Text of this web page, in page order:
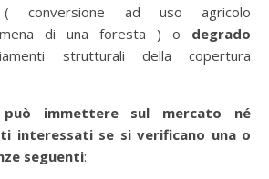
conversione ad uso agricolo
mena di una foresta ) o degrado
strutturali della copertura
immettere sul mercato né
interessati se si verificano una o
seguenti: